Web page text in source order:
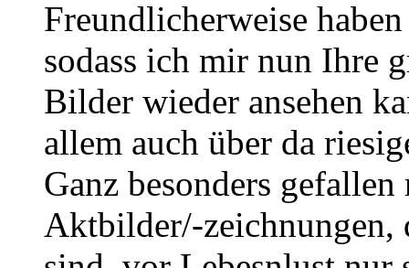
Freundlicherweise
sodass ich mir nun Ihre
Bilder wieder ansehen
allem auch über da
Ganz besonders
Aktbilder/-zeichnungen,